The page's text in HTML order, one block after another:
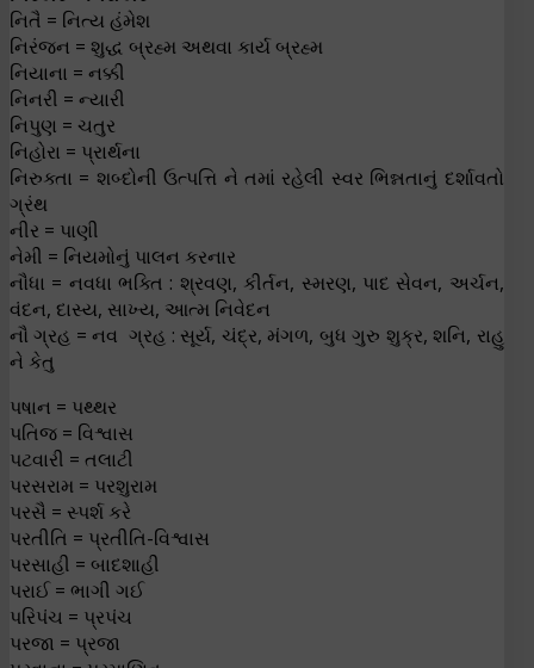
નિતૈ = નિત્ય હંમેશ
નિરંજન = શુદ્ધ બ્રહ્મ અથવા કાર્ય બ્રહ્મ
નિયાના = નક્કી
નિનરી = ન્યારી
નિપુણ = ચતુર
નિહોરા = પ્રાર્થના
નિરુક્તા = શબ્દોની ઉત્પત્તિ ને તમાં રહેલી સ્વર ભિન્નતાનું દર્શાવતો
ગ્રંથ
નીર = પાણી
નેમી = નિયમોનું પાલન કરનાર
નૌધા = નવધા ભક્તિ : શ્રવણ, કીર્તન, સ્મરણ, પાદ સેવન, અર્ચન,
વંદન, દાસ્ય, સાખ્ય, આત્મ નિવેદન
નૌ ગ્રહ = નવ ગ્રહ : સૂર્ય, ચંદ્ર, મંગળ, બુધ ગુરુ શુક્ર, શનિ, રાહુ
ને કેતુ
પષાન = પથ્થર
પતિજ = વિશ્વાસ
પટવારી = તલાટી
પરસરામ = પરશુરામ
પરસૈ = સ્પર્શ કરે
પરતીતિ = પ્રતીતિ-વિશ્વાસ
પરસાહી = બાદશાહી
પરાઈ = ભાગી ગઈ
પરિપંચ = પ્રપંચ
પરજા = પ્રજા